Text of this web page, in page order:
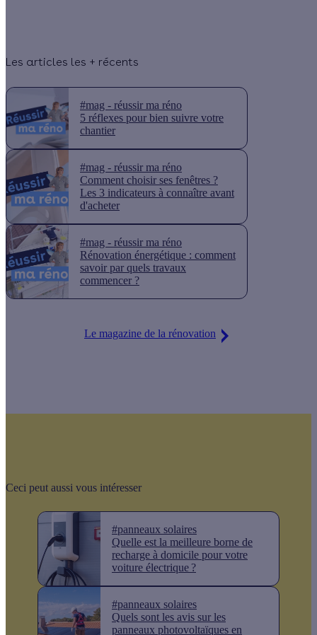
Les articles les + récents
#mag - réussir ma réno
5 réflexes pour bien suivre votre
chantier
#mag - réussir ma réno
Comment choisir ses fenêtres ?
Les 3 indicateurs à connaître avant
d'acheter
#mag - réussir ma réno
Rénovation énergétique : comment
savoir par quels travaux
commencer ?
Le magazine de la rénovation
Ceci peut aussi vous intéresser
#panneaux solaires
Quelle est la meilleure borne de
recharge à domicile pour votre
voiture électrique ?
#panneaux solaires
Quels sont les avis sur les
panneaux photovoltaïques en